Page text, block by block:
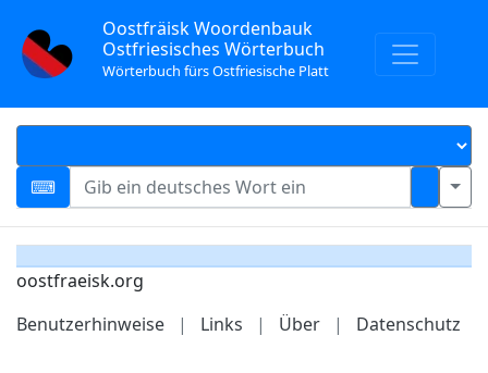
Oostfräisk Woordenbauk
Ostfriesisches Wörterbuch
Wörterbuch fürs Ostfriesische Platt
oostfraeisk.org
Benutzerhinweise
| Links | Über | Datenschutz